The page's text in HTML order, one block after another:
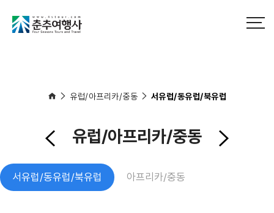
유럽/아프리카/중동 서유럽/동유럽/북유럽
유럽/아프리카/중동
서유럽/동유럽/북유럽 아프리카/중동